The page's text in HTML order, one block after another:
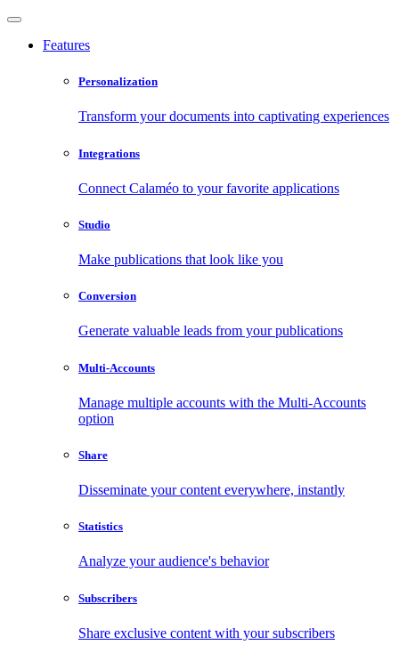
Features
Personalization
Transform your documents into captivating experiences
Integrations
Connect Calaméo to your favorite applications
Studio
Make publications that look like you
Conversion
Generate valuable leads from your publications
Multi-Accounts
Manage multiple accounts with the Multi-Accounts
option
Share
Disseminate your content everywhere, instantly
Statistics
Analyze your audience's behavior
Subscribers
Share exclusive content with your subscribers